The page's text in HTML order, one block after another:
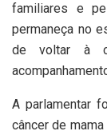
familiares e
permaneça no
de voltar à
A parlamentar
câncer de